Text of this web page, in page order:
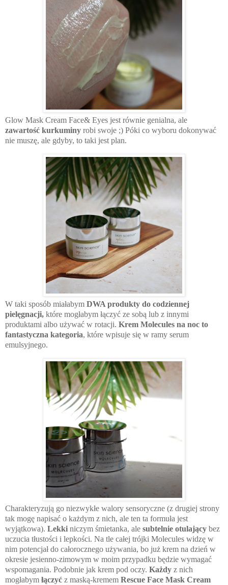
Glow Mask Cream Face& Eyes jest równie genialna, ale
zawartość kurkuminy robi swoje ;) Póki co wyboru dokonywać
nie muszę, ale gdyby, to taki jest plan.
W taki sposób miałabym DWA produkty do codziennej
pielęgnacji, które mogłabym łączyć ze sobą lub z innymi
produktami albo używać w rotacji. Krem Molecules na noc to
fantastyczna kategoria, które wpisuje się w ramy serum
emulsyjnego.
Charakteryzują go niezwykłe walory sensoryczne (z drugiej strony
tak mogę napisać o każdym z nich, ale ten ta formuła jest
wyjątkowa). Lekki niczym śmietanka, ale subtelnie otulający bez
uczucia tłustości i lepkości. Na tle całej trójki Molecules widzę w
nim potencjał do całorocznego używania, bo już krem na dzień w
okresie jesienno-zimowym w moim przypadku będzie wymagać
wspomagania. Podobnie jak krem pod oczy. Każdy z nich
mogłabym łączyć z maską-kremem Rescue Face Mask Cream